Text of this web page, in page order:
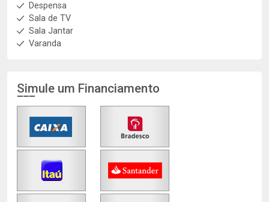
Despensa
Sala de TV
Sala Jantar
Varanda
Simule um Financiamento